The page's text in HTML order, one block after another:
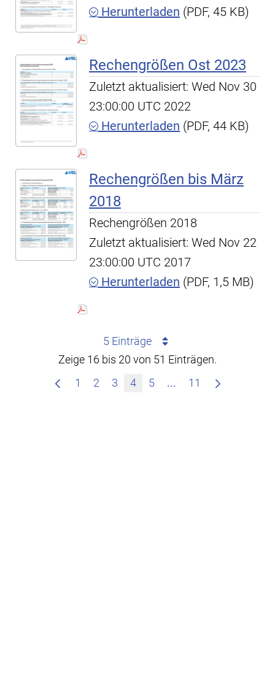
Herunterladen (PDF, 45 KB)
Rechengrößen Ost 2023
Zuletzt aktualisiert: Wed Nov 30
23:00:00 UTC 2022
Herunterladen (PDF, 44 KB)
Rechengrößen bis März
2018
Rechengrößen 2018
Zuletzt aktualisiert: Wed Nov 22
23:00:00 UTC 2017
Herunterladen (PDF, 1,5 MB)
5 Einträge
Zeige 16 bis 20 von 51 Einträgen.
1
2 3 4 5 ... Zwischenseiten
11